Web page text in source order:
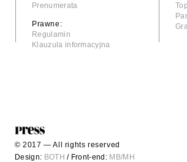
Prenumerata
Prawne:
Regulamin
Klauzula informacyjna
Design: BOTH / Front-end: MB/MH
© 2017 — All rights reserved